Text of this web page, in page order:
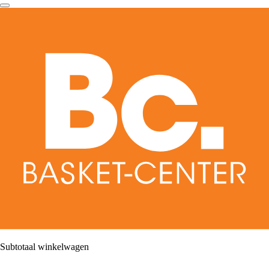
Subtotaal winkelwagen